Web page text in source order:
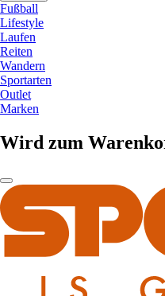
Fußball
Lifestyle
Laufen
Reiten
Wandern
Sportarten
Outlet
Marken
Wird zum